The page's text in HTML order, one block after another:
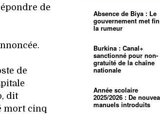
de
de
dit
mort cinq
Absence de Biya : Le
gouvernement met
la rumeur
Burkina : Canal+
sanctionné pour non-
gratuité de la chaîne
nationale
Année scolaire
2025/2026 : De
manuels introduits